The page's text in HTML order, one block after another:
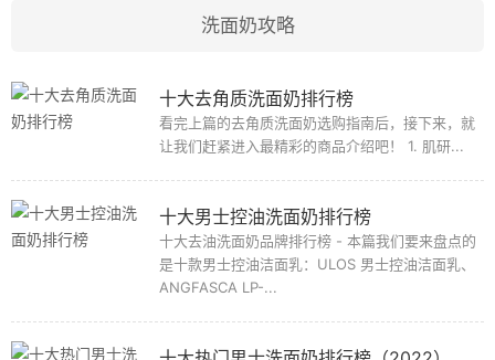
洗面奶攻略
十大去角质洗面奶排行榜
看完上篇的去角质洗面奶选购指南后，接下来，就
让我们赶紧进入最精彩的商品介绍吧！ 1. 肌研...
十大男士控油洗面奶排行榜
十大去油洗面奶品牌排行榜 - 本篇我们要来盘点的
是十款男士控油洁面乳：ULOS 男士控油洁面乳、
ANGFASCA LP-...